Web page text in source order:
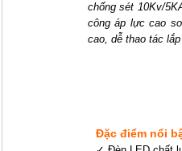
chống sét 10Kv/
công áp lực cao
cao, dễ thao tác
Đặc điểm nổi